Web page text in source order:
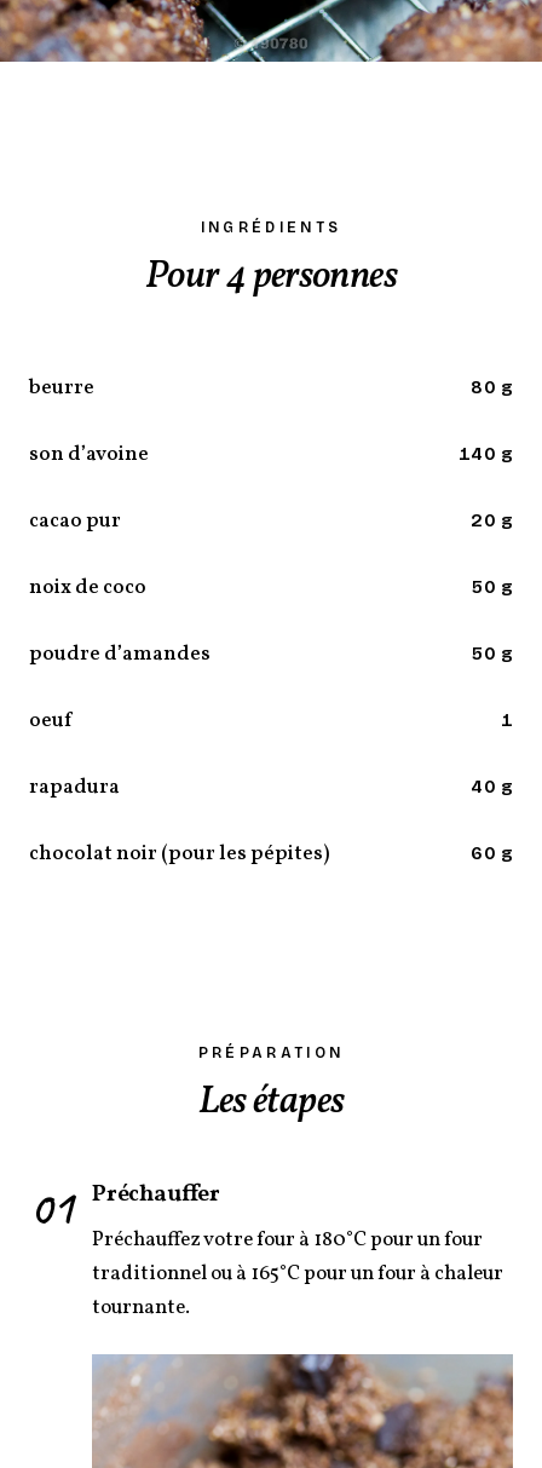
INGRÉDIENTS
Pour 4 personnes
beurre 80 g
son d’avoine 140 g
cacao pur 20 g
noix de coco 50 g
poudre d’amandes 50 g
oeuf 1
rapadura 40 g
chocolat noir (pour les pépites) 60 g
PRÉPARATION
Les étapes
01 Préchauffer
Préchauffez votre four à 180°C pour un four
traditionnel ou à 165°C pour un four à chaleur
tournante.